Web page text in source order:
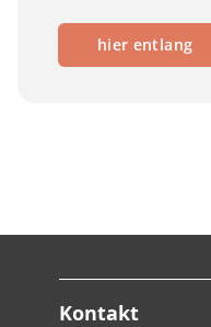
hier entlang
Kontakt